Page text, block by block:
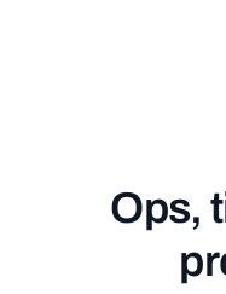
Ops,